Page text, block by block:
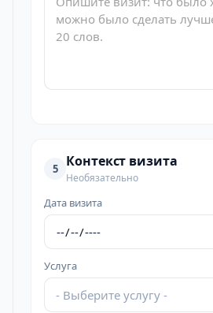
5 Контекст визита
Необязательно
Дата визита
Услуга
- Выберите услугу -